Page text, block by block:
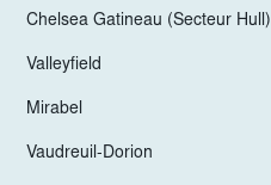
Chelsea Gatineau (Secteur Hull)
Valleyfield
Mirabel
Vaudreuil-Dorion